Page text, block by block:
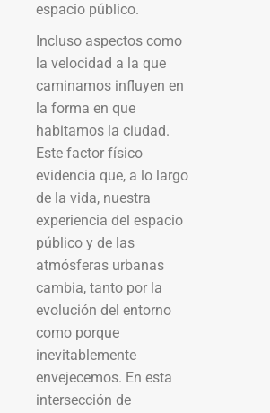
espacio público.
Incluso aspectos como
la velocidad a la que
caminamos influyen en
la forma en que
habitamos la ciudad.
Este factor físico
evidencia que, a lo largo
de la vida, nuestra
experiencia del espacio
público y de las
atmósferas urbanas
cambia, tanto por la
evolución del entorno
como porque
inevitablemente
envejecemos. En esta
intersección de